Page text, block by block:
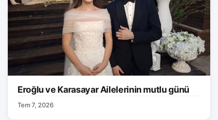
Eroğlu ve Karasayar Ailelerinin mutlu günü
Tem 7, 2026